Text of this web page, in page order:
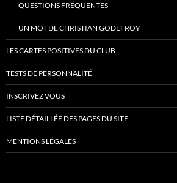
QUESTIONS FRÉQUENTES
UN MOT DE CHRISTIAN GODEFROY
LES CARTES POSITIVES DU CLUB
TESTS DE PERSONNALITÉ
INSCRIVEZ VOUS
LISTE DÉTAILLÉE DES PAGES DU SITE
MENTIONS LÉGALES